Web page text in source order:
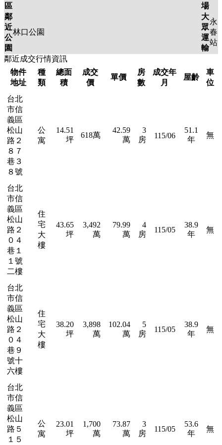
區
場
鄰
近
公
園
林口公園
大
眾
運
輸
永
春
站
鄰近成交行情資訊
物件
地址
種
類
總面
積
成交
價
單價
房
數
成交年
月
屋齡
車
位
台北
市信
義區
松山
路２
８７
巷３
８號
公
寓
14.51
坪
618萬
42.59
萬
3
房
115/06
51.1
年
無
台北
市信
義區
松山
路２
０４
巷１
１號
二樓
住
宅
大
樓
43.65
坪
3,492
萬
79.99
萬
4
房
115/05
38.9
年
無
台北
市信
義區
松山
路２
０４
巷９
號十
六樓
住
宅
大
樓
38.20
坪
3,898
萬
102.04
萬
5
房
115/05
38.9
年
無
台北
市信
義區
松山
路５
１５
公
寓
23.01
坪
1,700
萬
73.87
萬
3
房
115/05
53.6
年
無